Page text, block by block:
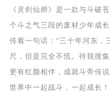
《灵剑仙师》是一款与斗破
个斗之气三段的废材少年成
传着一句话：“三十年河东，
尺，但是完全不慌。待我搜
更有红颜相伴，成就斗帝传
世界中一起战斗，一起成长！